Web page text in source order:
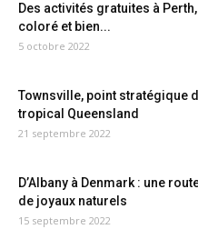
Des activités gratuites à
coloré et bien...
5 octobre 2022
Townsville, point stratégique
tropical Queensland
21 septembre 2022
D’Albany à Denmark : une
de joyaux naturels
15 septembre 2022